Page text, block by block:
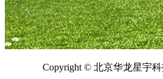
Copyright © 北京华龙星宇